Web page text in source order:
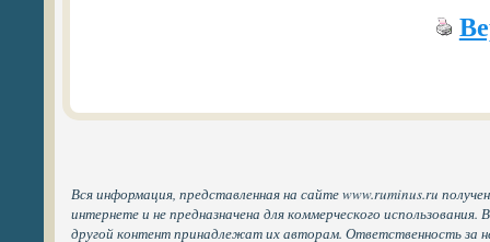
Вся информация, представленная на сайте www.ruminus.ru
интернете и не предназначена для коммерческого
другой контент принадлежат их авторам. Ответственность за